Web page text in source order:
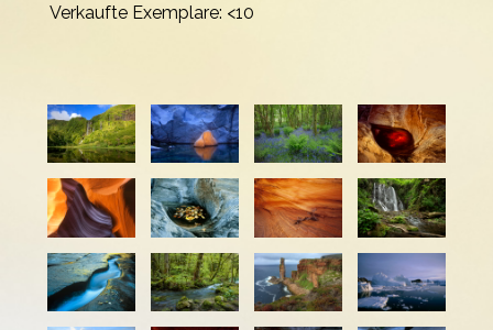
Verkaufte Exemplare: <10